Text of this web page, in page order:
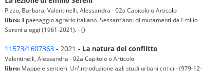
Pizzo, Barbara; Valentinelli, Alessandra - 02a Capitolo o Articolo
libro: Il paesaggio agrario italiano. Sessant’anni di mutamenti da Emilio
Sereni a oggi (1961-2021). - ()
11573/1607363 - 2021 - La natura del conflitto
Valentinelli, Alessandra - 02a Capitolo o Articolo
libro: Mappe e sentieri. Un'introduzione agli studi urbani critici - (979-12-